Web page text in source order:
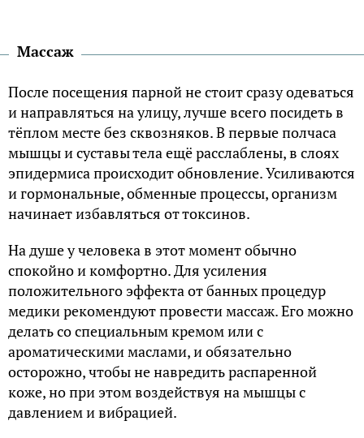
Массаж
После посещения парной не стоит сразу одеваться
и направляться на улицу, лучше всего посидеть в
тёплом месте без сквозняков. В первые полчаса
мышцы и суставы тела ещё расслаблены, в слоях
эпидермиса происходит обновление. Усиливаются
и гормональные, обменные процессы, организм
начинает избавляться от токсинов.
На душе у человека в этот момент обычно
спокойно и комфортно. Для усиления
положительного эффекта от банных процедур
медики рекомендуют провести массаж. Его можно
делать со специальным кремом или с
ароматическими маслами, и обязательно
осторожно, чтобы не навредить распаренной
коже, но при этом воздействуя на мышцы с
давлением и вибрацией.